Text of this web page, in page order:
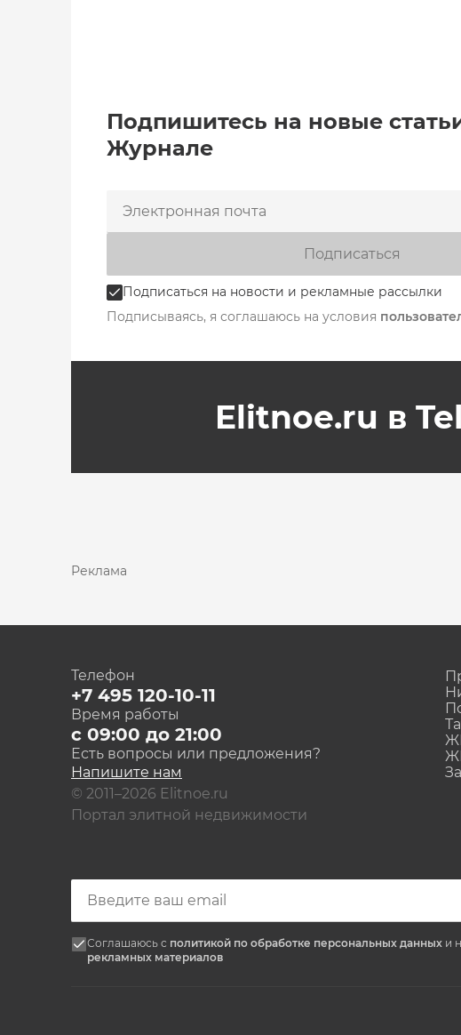
Подпишитесь на новые
Журнале
Подписаться на новости и рекламные рассылки
Подписаться
Подписываясь, я соглашаюсь на условия
Elitnoe.ru в
Реклама
Телефон
+7 495 120-10-11
Время работы
с 09:00 до 21:00
Есть вопросы или предложения?
Напишите нам
© 2011–2026 Elitnoe.ru
Портал элитной недвижимости
Соглашаюсь с политикой по обработке персональных данных и
рекламных материалов